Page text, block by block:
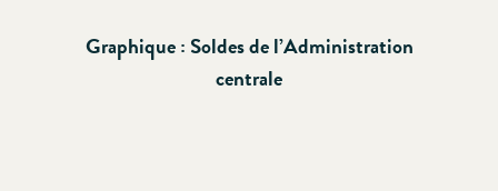
Graphique : Soldes de l’Administration
centrale